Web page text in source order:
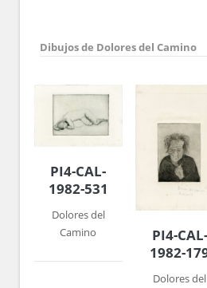
Dibujos de Dolores del Camino
PI4-CAL-
1982-531
Dolores del
Camino
PI4-CAL-
1982-
Dolores del